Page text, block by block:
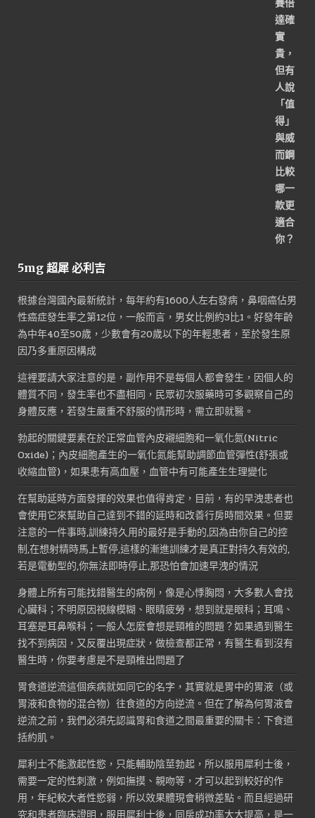
5mg 超犀 必利吉
根據台灣國內最新統計，每年約有1600人左右發病，鼻咽癌佔男
性癌症發生率之第12位，一般而言，男女比例約3比1。好發年齡
為中年40至50歲，少數會有20歲以下的年輕患者，至於發生原
因乃多重原因構成
這裡要請大家注意的是，副作用不是每個人都會發生，因個人的
體質不同，發生率也不盡相同，民眾初次服藥時可多觀察自己的
身體反應，若發生嚴重不舒服的情形時，需立即就醫。
勃起的關鍵要素在於正常血管內皮襯細胞和一氧化氮(Nitric
Oxide)；內皮細胞產生的一氧化氮能幫助調節血管彈性(舒張或
收縮血管)，如果患有高血壓，血管中有可能產生生理變化
在幫助延時方面發揮的效果也值得肯定，目前，有的早洩患者也
會使用它來幫助自己達到不錯的延時和改善行房時間效果。但要
注意的一件事時,訓練持久用的最好是手動的,因為由你自己的控
制,在想射精時馬上暫停,這樣的漸進訓練才是真正對持久有效的,
若是電動型的,你無法即時停止,那恐怕會加速早洩的情況
身體上所有可能找錯醫生的病例，像是心悸胸悶，大多數人會找
心臟科；不明原因視線模糊、眼睛疲勞，想到就是眼科；耳鳴、
耳塞是耳鼻喉科；一般人怎麼會想是頸椎的問題？如果遇到醫生
找不到病因，又反覆出現症狀，做檢查都正常，有醫生看到沒有
醫生時，你要考慮是不是頸椎出問題了
胃食道逆流這個疾病就如同它的名字，其實就是胃中的胃液（或
胃液和食物的混合物）往食道的方向逆流。但在了解為何胃液會
逆流之前，我們必須先認識胃和食道之間最重要的關卡：下食道
括約肌。
犀利士不能激起性慾，只能輔助陰莖勃起，所以服用犀利士後，
需要一定的性刺激，例如撫摸、親吻等，才可以起到較好的作
用，年紀較大者性慾弱，所以效果體現會稍微差點。而且經過研
究和患者臨床證明，服用犀利士後，同房成功率大大提高，是一